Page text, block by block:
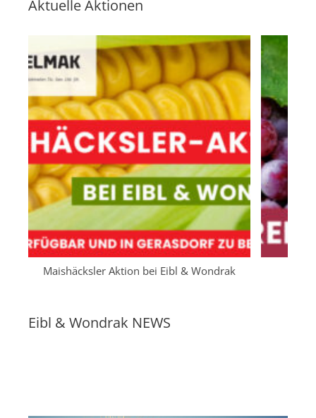
Aktuelle Aktionen
Maishäcksler Aktion bei Eibl & Wondrak
Eibl & Wondrak NEWS